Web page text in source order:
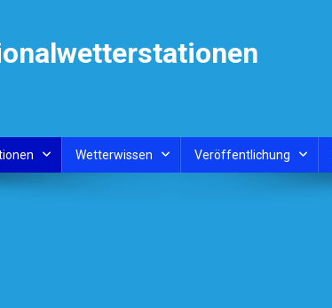
Wetterwissen Veröffentlichung